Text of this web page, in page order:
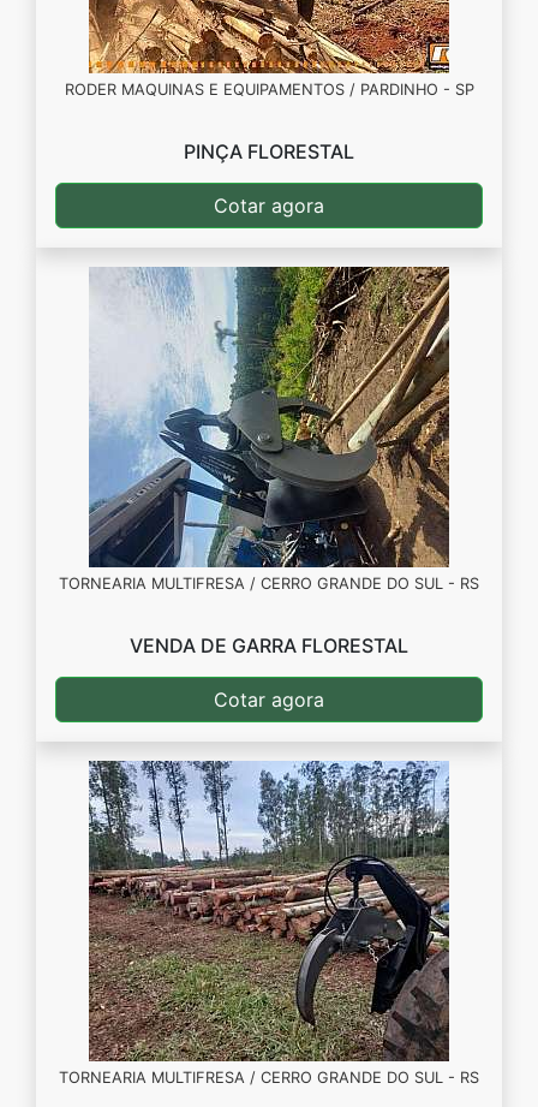
RODER MAQUINAS E EQUIPAMENTOS / PARDINHO - SP
PINÇA FLORESTAL
Cotar agora
TORNEARIA MULTIFRESA / CERRO GRANDE DO SUL - RS
VENDA DE GARRA FLORESTAL
Cotar agora
TORNEARIA MULTIFRESA / CERRO GRANDE DO SUL - RS